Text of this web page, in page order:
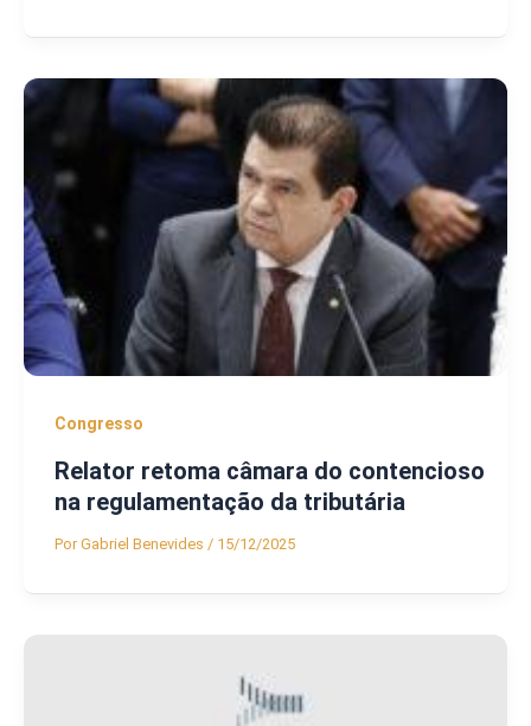
Congresso
Relator retoma câmara do contencioso
na regulamentação da tributária
PorGabriel Benevides / 15/12/2025